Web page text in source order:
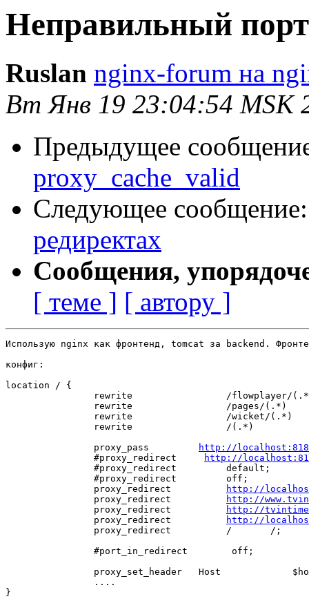
Неправильный
Ruslan nginx-forum на
Вт Янв 19 23:04:54 MSK
Предыдущее
proxy_cache_valid
Следующее
редиректах
Сообщения,
[ теме ] [ автору ]
Использую nginx как фронтенд, tomcat за backend.
конфиг:
location / {
rewrite                 /flowplayer/
rewrite                 /pages/(.*)
rewrite                 /wicket/(.*)
rewrite                 /(.*)
                proxy_pass
http://
                #proxy_redirect
http://
                #proxy_redirect         default;
                #proxy_redirect         off;
                proxy_redirect
http://
                proxy_redirect
http://
                proxy_redirect
http://
                proxy_redirect
http://
                proxy_redirect          /       /;
                #port_in_redirect        off;
proxy_set_header   Host
                ....
}